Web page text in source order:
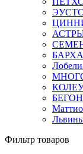
Фильтр товаров